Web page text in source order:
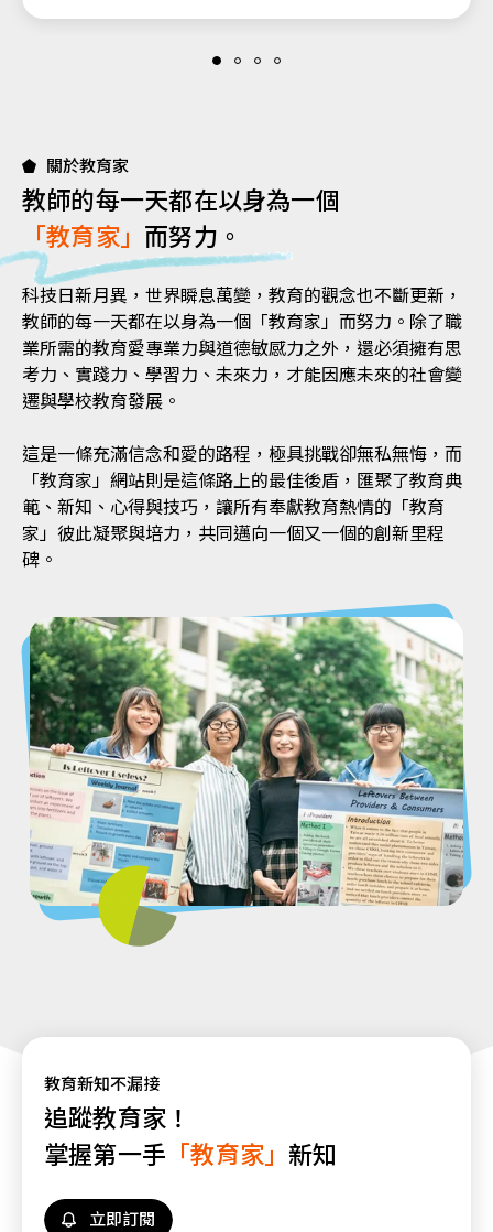
關於教育家
教師的每一天都在以身為一個
「教育家」 而努力。
科技日新月異，世界瞬息萬變，教育的觀念也不斷更新，
教師的每一天都在以身為一個「教育家」而努力。除了職
業所需的教育愛專業力與道德敏感力之外，還必須擁有思
考力、實踐力、學習力、未來力，才能因應未來的社會變
遷與學校教育發展。
這是一條充滿信念和愛的路程，極具挑戰卻無私無悔，而
「教育家」網站則是這條路上的最佳後盾，匯聚了教育典
範、新知、心得與技巧，讓所有奉獻教育熱情的「教育
家」彼此凝聚與培力，共同邁向一個又一個的創新里程
碑。
教育新知不漏接
追蹤教育家！
掌握第一手 「教育家」 新知
立即訂閱